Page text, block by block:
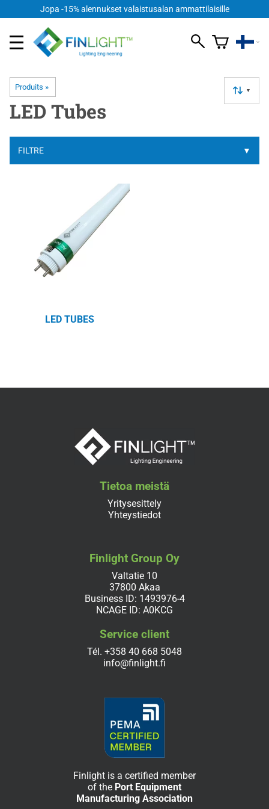
Jopa -15% alennukset valaistusalan ammattilaisille
Produits ‪» ▼
LED Tubes
FILTRE ▼
LED TUBES
Tietoa meistä
Yritysesittely
Yhteystiedot
Finlight Group Oy
Valtatie 10
37800 Akaa
Business ID: 1493976-4
NCAGE ID: A0KCG
Service client
Tél. +358 40 668 5048
info@finlight.fi
Finlight is a certified member
of the Port Equipment
Manufacturing Association